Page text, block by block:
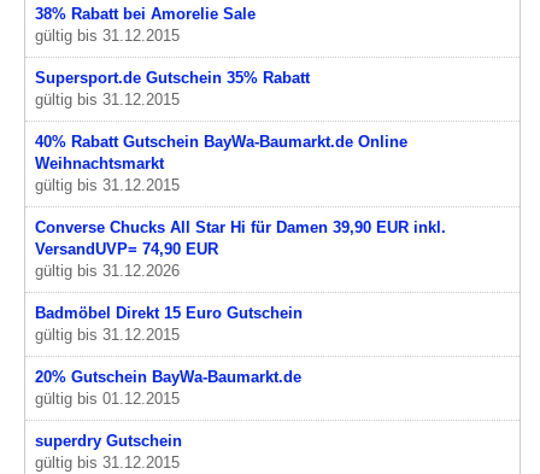
38% Rabatt bei Amorelie Sale
gültig bis 31.12.2015
Supersport.de Gutschein 35% Rabatt
gültig bis 31.12.2015
40% Rabatt Gutschein BayWa-Baumarkt.de Online
Weihnachtsmarkt
gültig bis 31.12.2015
Converse Chucks All Star Hi für Damen 39,90 EUR inkl.
VersandUVP= 74,90 EUR
gültig bis 31.12.2026
Badmöbel Direkt 15 Euro Gutschein
gültig bis 31.12.2015
20% Gutschein BayWa-Baumarkt.de
gültig bis 01.12.2015
superdry Gutschein
gültig bis 31.12.2015